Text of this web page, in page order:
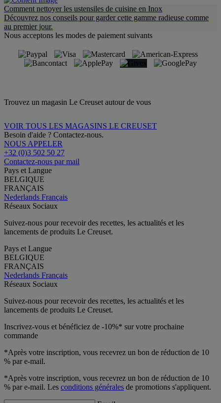
Comment nettoyer les ustensiles de cuisine en Inox
Découvrez nos conseils pour garder cette gamme radieuse comme
au premier jour.
Nous acceptons les modes de paiement suivants
Trouvez un magasin Le Creuset autour de vous
VOIR TOUS LES MAGASINS LE CREUSET
Besoin d'aide ? Contactez-nous.
NOUS APPELER
+32 (0)3 502 50 27
Contactez-nous par mail
Pays et Langue
BELGIQUE
FRANÇAIS
Nederlands Français
Réseaux Sociaux
Suivez-nous pour recevoir des recettes, les actualités et les
lancements de produits Le Creuset.
Pays et Langue
BELGIQUE
FRANÇAIS
Nederlands Français
Réseaux Sociaux
Suivez-nous pour recevoir des recettes, les actualités et les
lancements de produits Le Creuset.
Inscrivez-vous et bénéficiez de -10%* sur votre prochaine
commande
*Après votre inscription, vous recevrez un bon de réduction de 10
% par e-mail.
*Après votre inscription, vous recevrez un bon de réduction de 10
% par e-mail. Les conditions générales de promotions s'appliquent.